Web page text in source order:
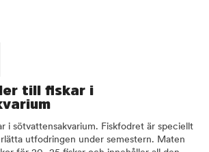
till fiskar i
i sötvattensakvarium. Fiskfodret är speciellt
utfodringen under semestern. Maten